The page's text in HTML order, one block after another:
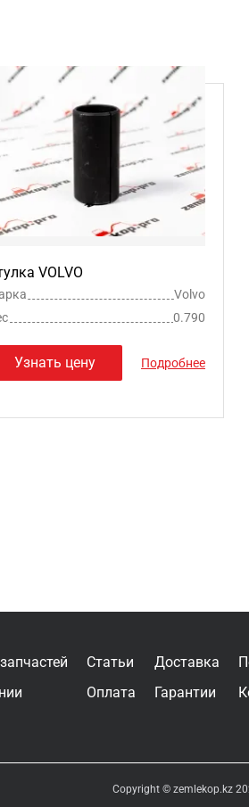
VOLVO
Volvo
0.790
Узнать цену Подробнее
Статьи
Оплата
Доставка
Гарантии
Copyright © zemlekop.kz